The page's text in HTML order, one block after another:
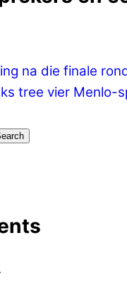
na die finale
tree vier Menlo-